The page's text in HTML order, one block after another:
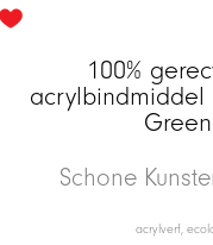
100%
acrylbindmiddel
Schone
acrylverf,